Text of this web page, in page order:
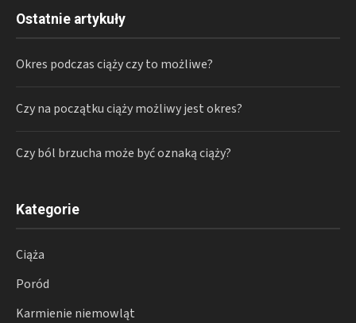
Ostatnie artykuły
Okres podczas ciąży czy to możliwe?
Czy na początku ciąży możliwy jest okres?
Czy ból brzucha może być oznaką ciąży?
Kategorie
Ciąża
Poród
Karmienie niemowląt